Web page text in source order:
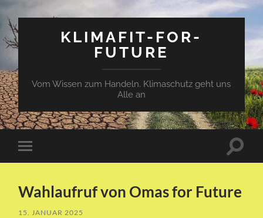
KLIMAFIT-FOR-
FUTURE
Vom Wissen zum Handeln. Klimaschutz geht uns
Alle an
Mobile-
Menü
Wahlaufruf von Omas for Future
15. JANUAR 2025